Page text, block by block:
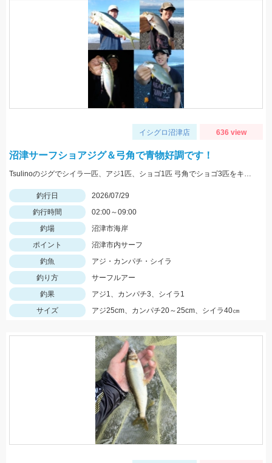
イシグロ沼津店 636 view
沼津サーフショアジグ＆弓角で青物好調です！
Tsulinoのジグでシイラ一匹、アジ1匹、ショゴ1匹 弓角でショゴ3匹をキャッチ。
釣行日
2026/07/29
釣行時間
02:00～09:00
釣場
沼津市海岸
ポイント
沼津市内サーフ
釣魚
アジ・カンパチ・シイラ
釣り方
サーフルアー
釣果
アジ1、カンパチ3、シイラ1
サイズ
アジ25cm、カンパチ20～25cm、シイラ40㎝